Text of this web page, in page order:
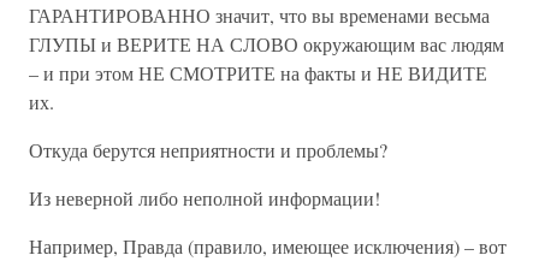
ГАРАНТИРОВАННО значит, что вы временами весьма
ГЛУПЫ и ВЕРИТЕ НА СЛОВО окружающим вас людям
– и при этом НЕ СМОТРИТЕ на факты и НЕ ВИДИТЕ
их.
Откуда берутся неприятности и проблемы?
Из неверной либо неполной информации!
Например, Правда (правило, имеющее исключения) – вот